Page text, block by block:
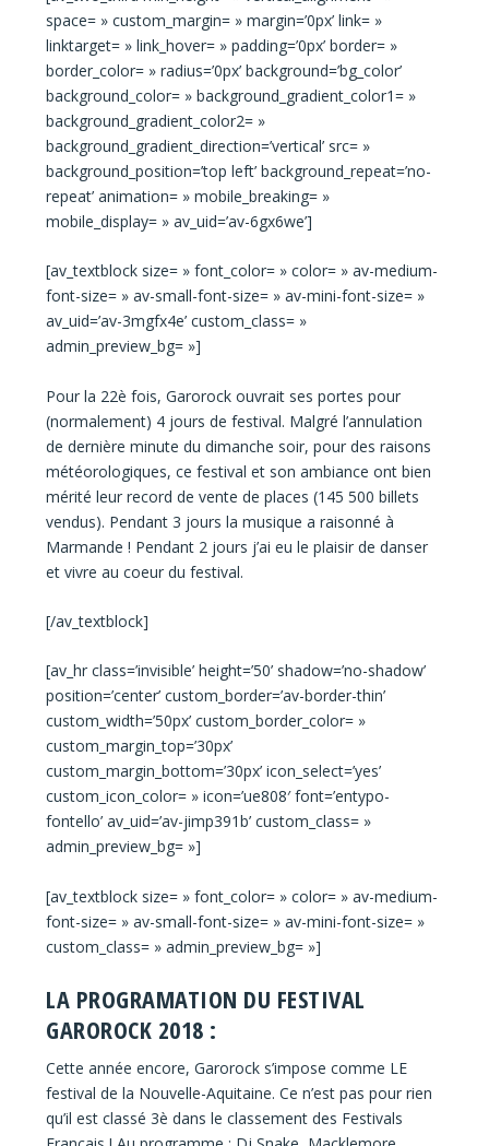
space= » custom_margin= » margin=’0px’ link= »
linktarget= » link_hover= » padding=’0px’ border= »
border_color= » radius=’0px’ background=’bg_color’
background_color= » background_gradient_color1= »
background_gradient_color2= »
background_gradient_direction=’vertical’ src= »
background_position=’top left’ background_repeat=’no-
repeat’ animation= » mobile_breaking= »
mobile_display= » av_uid=’av-6gx6we’]
[av_textblock size= » font_color= » color= » av-medium-
font-size= » av-small-font-size= » av-mini-font-size= »
av_uid=’av-3mgfx4e’ custom_class= »
admin_preview_bg= »]
Pour la 22è fois, Garorock ouvrait ses portes pour
(normalement) 4 jours de festival. Malgré l’annulation
de dernière minute du dimanche soir, pour des raisons
météorologiques, ce festival et son ambiance ont bien
mérité leur record de vente de places (145 500 billets
vendus). Pendant 3 jours la musique a raisonné à
Marmande ! Pendant 2 jours j’ai eu le plaisir de danser
et vivre au coeur du festival.
[/av_textblock]
[av_hr class=’invisible’ height=’50’ shadow=’no-shadow’
position=’center’ custom_border=’av-border-thin’
custom_width=’50px’ custom_border_color= »
custom_margin_top=’30px’
custom_margin_bottom=’30px’ icon_select=’yes’
custom_icon_color= » icon=’ue808′ font=’entypo-
fontello’ av_uid=’av-jimp391b’ custom_class= »
admin_preview_bg= »]
[av_textblock size= » font_color= » color= » av-medium-
font-size= » av-small-font-size= » av-mini-font-size= »
custom_class= » admin_preview_bg= »]
LA PROGRAMATION DU FESTIVAL
GAROROCK 2018 :
Cette année encore, Garorock s’impose comme LE
festival de la Nouvelle-Aquitaine. Ce n’est pas pour rien
qu’il est classé 3è dans le classement des Festivals